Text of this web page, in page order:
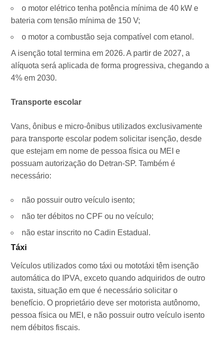
o motor elétrico tenha potência mínima de 40 kW e
bateria com tensão mínima de 150 V;
o motor a combustão seja compatível com etanol.
A isenção total termina em 2026. A partir de 2027, a
alíquota será aplicada de forma progressiva, chegando a
4% em 2030.
Transporte escolar
Vans, ônibus e micro-ônibus utilizados exclusivamente
para transporte escolar podem solicitar isenção, desde
que estejam em nome de pessoa física ou MEI e
possuam autorização do Detran-SP. Também é
necessário:
não possuir outro veículo isento;
não ter débitos no CPF ou no veículo;
não estar inscrito no Cadin Estadual.
Táxi
Veículos utilizados como táxi ou mototáxi têm isenção
automática do IPVA, exceto quando adquiridos de outro
taxista, situação em que é necessário solicitar o
benefício. O proprietário deve ser motorista autônomo,
pessoa física ou MEI, e não possuir outro veículo isento
nem débitos fiscais.